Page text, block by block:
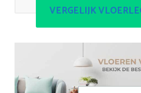
VERGELIJK